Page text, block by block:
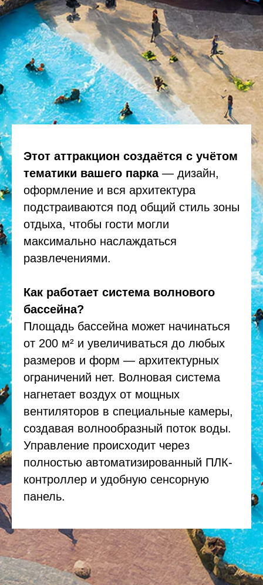
Этот аттракцион создаётся с учётом
тематики вашего парка— дизайн,
оформление и вся архитектура
подстраиваются под общий стиль зоны
отдыха, чтобы гости могли
максимально наслаждаться
развлечениями.
Как работает система волнового
бассейна?
Площадь бассейна может начинаться
от 200 м² и увеличиваться до любых
размеров и форм — архитектурных
ограничений нет. Волновая система
нагнетает воздух от мощных
вентиляторов в специальные камеры,
создавая волнообразный поток воды.
Управление происходит через
полностью автоматизированный ПЛК-
контроллер и удобную сенсорную
панель.